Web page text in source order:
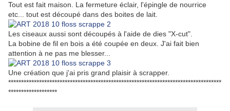
Tout est fait maison. La fermeture éclair, l'épingle de nourrice
etc... tout est découpé dans des boites de lait.
Les ciseaux aussi sont découpés à l'aide de dies "X-cut".
La bobine de fil en bois a été coupée en deux. J'ai fait bien
attention à ne pas me blesser...
Une création que j'ai pris grand plaisir à scrapper.
***********************************************************************************
*******************